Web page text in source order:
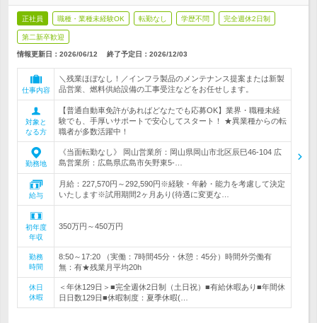
正社員 職種・業種未経験OK 転勤なし 学歴不問 完全週休2日制
第二新卒歓迎
情報更新日：2026/06/12 終了予定日： 2026/12/03
仕事内容
＼残業ほぼなし！／インフラ製品のメンテナンス提案または新製
品営業、燃料供給設備の工事受注などをお任せします。
対象と
なる方
【普通自動車免許があればどなたでも応募OK】業界・職種未経
験でも、手厚いサポートで安心してスタート！ ★異業種からの転
職者が多数活躍中！
勤務地
《当面転勤なし》 岡山営業所：岡山県岡山市北区辰巳46-104 広
島営業所：広島県広島市矢野東5-…
給与
月給：227,570円～292,590円※経験・年齢・能力を考慮して決定
いたします※試用期間2ヶ月あり(待遇に変更な…
初年度
年収
350万円～450万円
勤務
時間
8:50～17:20 （実働：7時間45分・休憩：45分）時間外労働有
無：有★残業月平均20h
休日
休暇
＜年休129日＞■完全週休2日制（土日祝）■有給休暇あり■年間休
日日数129日■休暇制度：夏季休暇(…